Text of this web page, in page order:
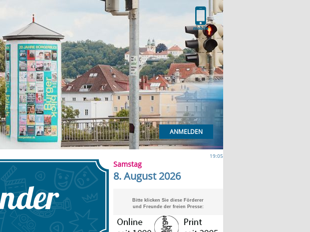
ANMELDEN
19:05
Samstag
8. August 2026
Bitte klicken Sie diese Förderer
und Freunde der freien Presse: